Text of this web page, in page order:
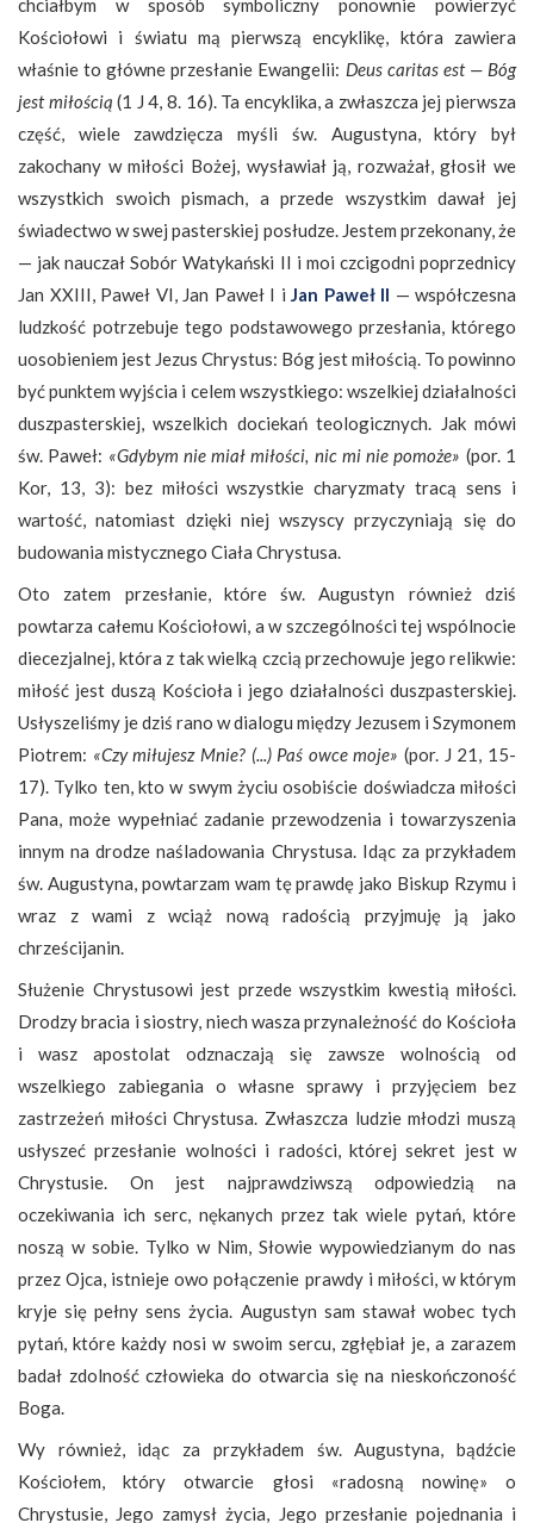
chciałbym w sposób symboliczny ponownie powierzyć
Kościołowi i światu mą pierwszą encyklikę, która zawiera
właśnie to główne przesłanie Ewangelii: Deus caritas est — Bóg
jest miłością (1 J 4, 8. 16). Ta encyklika, a zwłaszcza jej pierwsza
część, wiele zawdzięcza myśli św. Augustyna, który był
zakochany w miłości Bożej, wysławiał ją, rozważał, głosił we
wszystkich swoich pismach, a przede wszystkim dawał jej
świadectwo w swej pasterskiej posłudze. Jestem przekonany, że
— jak nauczał Sobór Watykański II i moi czcigodni poprzednicy
Jan XXIII, Paweł VI, Jan Paweł I i Jan Paweł II — współczesna
ludzkość potrzebuje tego podstawowego przesłania, którego
uosobieniem jest Jezus Chrystus: Bóg jest miłością. To powinno
być punktem wyjścia i celem wszystkiego: wszelkiej działalności
duszpasterskiej, wszelkich dociekań teologicznych. Jak mówi
św. Paweł: «Gdybym nie miał miłości, nic mi nie pomoże» (por. 1
Kor, 13, 3): bez miłości wszystkie charyzmaty tracą sens i
wartość, natomiast dzięki niej wszyscy przyczyniają się do
budowania mistycznego Ciała Chrystusa.
Oto zatem przesłanie, które św. Augustyn również dziś
powtarza całemu Kościołowi, a w szczególności tej wspólnocie
diecezjalnej, która z tak wielką czcią przechowuje jego relikwie:
miłość jest duszą Kościoła i jego działalności duszpasterskiej.
Usłyszeliśmy je dziś rano w dialogu między Jezusem i Szymonem
Piotrem: «Czy miłujesz Mnie? (...) Paś owce moje»(por. J 21, 15-
17). Tylko ten, kto w swym życiu osobiście doświadcza miłości
Pana, może wypełniać zadanie przewodzenia i towarzyszenia
innym na drodze naśladowania Chrystusa. Idąc za przykładem
św. Augustyna, powtarzam wam tę prawdę jako Biskup Rzymu i
wraz z wami z wciąż nową radością przyjmuję ją jako
chrześcijanin.
Służenie Chrystusowi jest przede wszystkim kwestią miłości.
Drodzy bracia i siostry, niech wasza przynależność do Kościoła
i wasz apostolat odznaczają się zawsze wolnością od
wszelkiego zabiegania o własne sprawy i przyjęciem bez
zastrzeżeń miłości Chrystusa. Zwłaszcza ludzie młodzi muszą
usłyszeć przesłanie wolności i radości, której sekret jest w
Chrystusie. On jest najprawdziwszą odpowiedzią na
oczekiwania ich serc, nękanych przez tak wiele pytań, które
noszą w sobie. Tylko w Nim, Słowie wypowiedzianym do nas
przez Ojca, istnieje owo połączenie prawdy i miłości, w którym
kryje się pełny sens życia. Augustyn sam stawał wobec tych
pytań, które każdy nosi w swoim sercu, zgłębiał je, a zarazem
badał zdolność człowieka do otwarcia się na nieskończoność
Boga.
Wy również, idąc za przykładem św. Augustyna, bądźcie
Kościołem, który otwarcie głosi «radosną nowinę» o
Chrystusie, Jego zamysł życia, Jego przesłanie pojednania i